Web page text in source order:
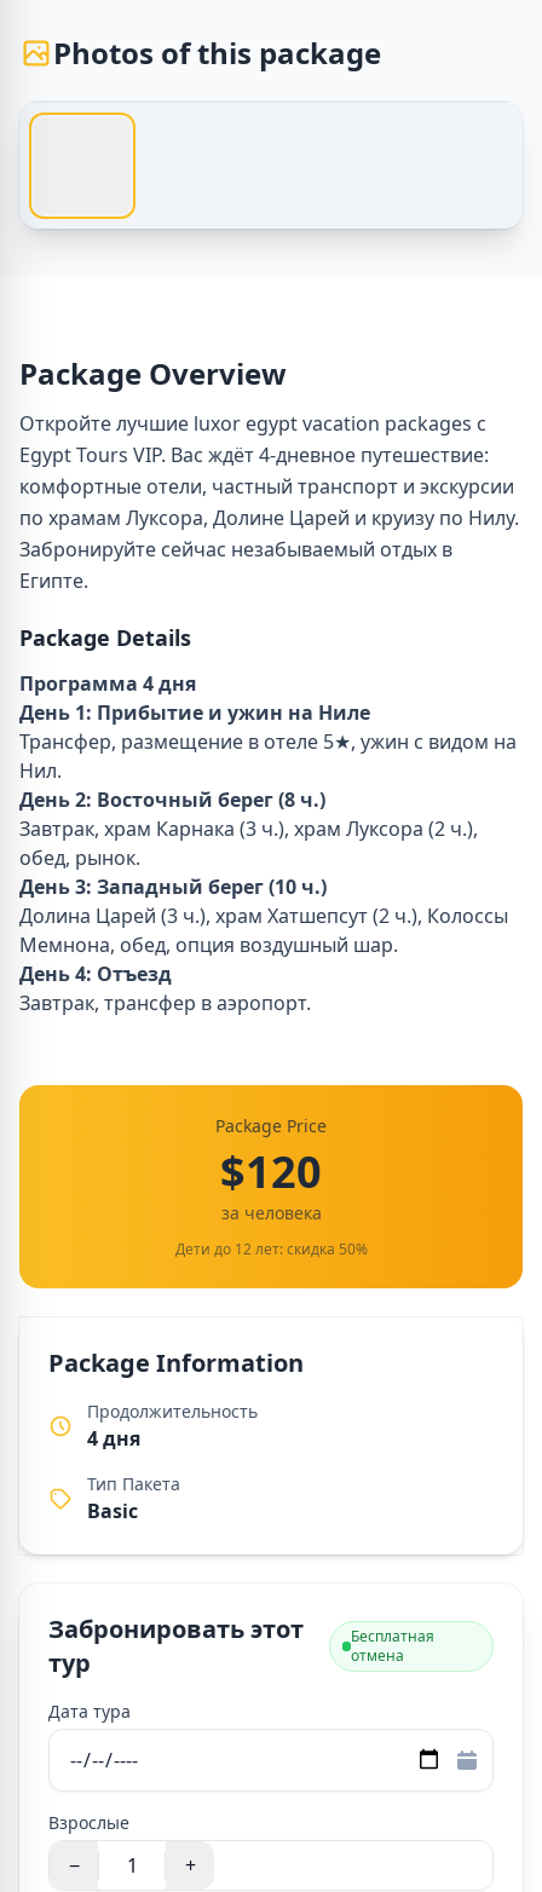
Photos of this package
Egypt Tours – Luksor Egypt paket otdyha – Photos of
Package Overview
Откройте лучшие luxor egypt vacation packages с
Egypt Tours VIP. Вас ждёт 4-дневное путешествие:
комфортные отели, частный транспорт и экскурсии
по храмам Луксора, Долине Царей и круизу по Нилу.
Забронируйте сейчас незабываемый отдых в
Египте.
Package Details
Программа 4 дня
День 1: Прибытие и ужин на Ниле
Трансфер, размещение в отеле 5★, ужин с видом на
Нил.
День 2: Восточный берег (8 ч.)
Завтрак, храм Карнака (3 ч.), храм Луксора (2 ч.),
обед, рынок.
День 3: Западный берег (10 ч.)
Долина Царей (3 ч.), храм Хатшепсут (2 ч.), Колоссы
Мемнона, обед, опция воздушный шар.
День 4: Отъезд
Завтрак, трансфер в аэропорт.
Package Price
$120
за человека
Дети до 12 лет: скидка 50%
Package Information
Продолжительность
4 дня
Тип Пакета
Basic
Забронировать этот
тур
Бесплатная
отмена
Дата тура
Взрослые
− +